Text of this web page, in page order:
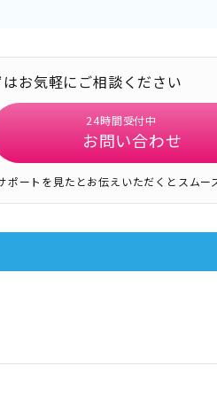
はお気軽にご相談ください
24時間受付中
お問い合わせ
ポートを見たとお伝えいただくとスムー